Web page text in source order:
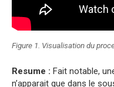
Figure 1. Visualisation du
Resume : Fait notable,
n’apparait que dans le